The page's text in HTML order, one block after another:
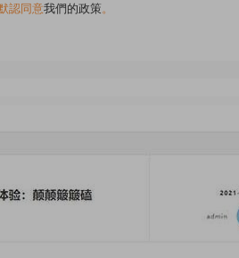
認同意我們的政策。